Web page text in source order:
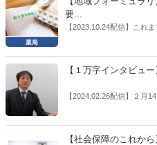
た同氏の復活に向けた薬
感の払拭できない医療・
の、薬剤師業界の強い危
要...
【2023.10.24配信】これ
推進」などが目的とされ
た。医薬品の安定供給確
飯田市）は、会員薬局か
受け、安定供給確保が見
【１万字インタビュ
【2024.02.26配信】２月
た。本紙では、厚生労働
【社会保障のこれか